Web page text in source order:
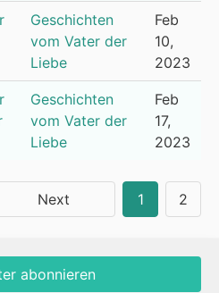
Geschichten
vom Vater der
Liebe
Feb
10,
2023
Geschichten
vom Vater der
Liebe
Feb
17,
2023
Next 1 2
abonnieren